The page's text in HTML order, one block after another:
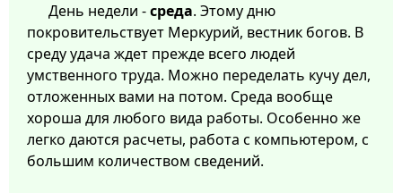
День недели -среда. Этому дню
покровительствует Меркурий, вестник богов. В
среду удача ждет прежде всего людей
умственного труда. Можно переделать кучу дел,
отложенных вами на потом. Среда вообще
хороша для любого вида работы. Особенно же
легко даются расчеты, работа с компьютером, с
большим количеством сведений.